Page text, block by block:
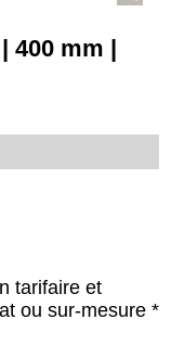
400 mm |
tarifaire et
ou sur-mesure *